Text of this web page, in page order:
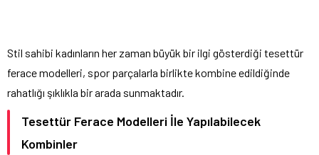
Stil sahibi kadınların her zaman büyük bir ilgi gösterdiği tesettür
ferace modelleri, spor parçalarla birlikte kombine edildiğinde
rahatlığı şıklıkla bir arada sunmaktadır.
Tesettür Ferace Modelleri İle Yapılabilecek
Kombinler